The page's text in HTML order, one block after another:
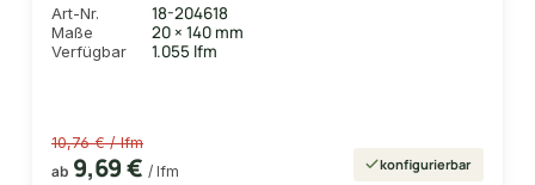
Art-Nr. 18-204618
Maße 20 × 140 mm
Verfügbar 1.055 lfm
10,76 € / lfm
ab 9,69 € / lfm konfigurierbar